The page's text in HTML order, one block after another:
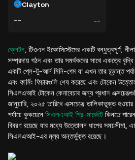
Clayton
-- --
ক্লেটন , টিওএন ইকোসিস্টেমের একটি বন্ধুত্বপূর্ণ,
সম্প্রদায় গঠন এবং তার সমর্থকদের সাথে একত্রে
একটি প্লে-টু-আর্ন মিনি-গেম যা এখন তার চূড়ান্ত
এবং ফার্মিং ফিচারগুলি শেষ করেছে এবং টোকেন
সিএলএআই টোকেন কেনাবেচার জন্য প্রধান
জানুয়ারি, ২০২৫ তারিখে এক্সচেঞ্জে তালিকাভুক্ত
পর্যায়ে কুকয়েনে সিএলএআই প্রি-মার্কেটে কিনতে
বিবরণ রয়েছে যার মধ্যে উত্তোলন ধাপের সময়সীমা,
সিএলএআই-এর মূল্য অন্তর্ভুক্ত রয়েছে।